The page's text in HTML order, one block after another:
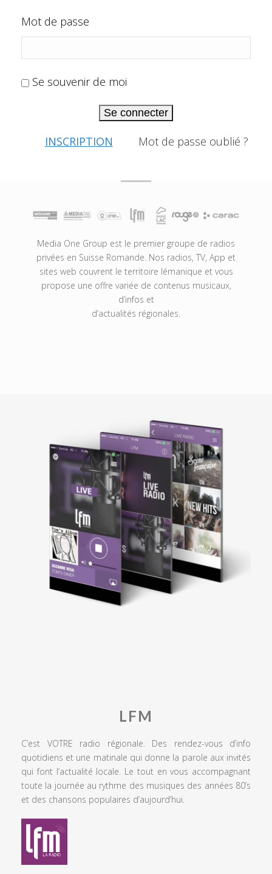
Mot de passe
Se souvenir de moi
Se connecter
INSCRIPTION Mot de passe oublié ?
Media One Group est le premier groupe de radios
privées en Suisse Romande. Nos radios, TV, App et
sites web couvrent le territoire lémanique et vous
propose une offre variée de contenus musicaux,
d’infos et
d’actualités régionales.
LFM
C’est VOTRE radio régionale. Des rendez-vous d’info
quotidiens et une matinale qui donne la parole aux invités
qui font l’actualité locale. Le tout en vous accompagnant
toute la journée au rythme des musiques des années 80’s
et des chansons populaires d’aujourd’hui.